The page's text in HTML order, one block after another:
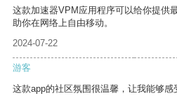
这款加速器VPM应用程序可以给你提供
助你在网络上自由移动。
2024-07-22
游客
这款app的社区氛围很温馨，让我能够感